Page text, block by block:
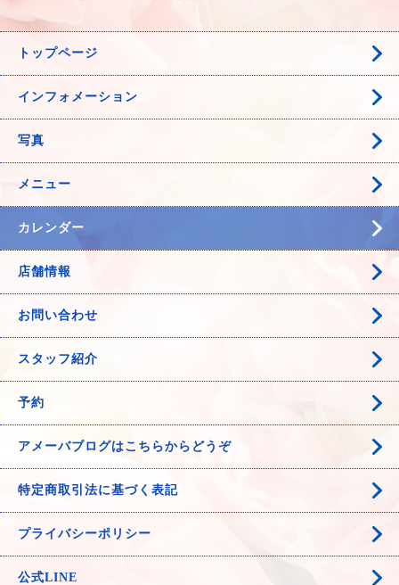
トップページ
インフォメーション
写真
メニュー
カレンダー
店舗情報
お問い合わせ
スタッフ紹介
予約
アメーバブログはこちらからどうぞ
特定商取引法に基づく表記
プライバシーポリシー
公式LINE